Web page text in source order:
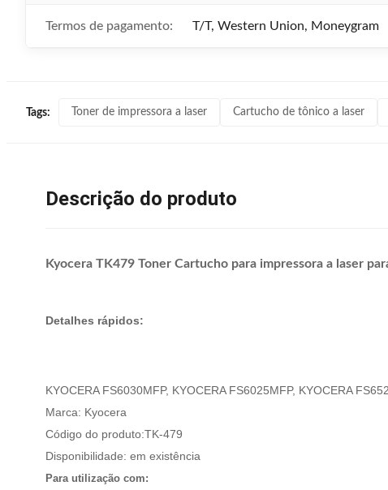
Termos de pagamento: T/T, Western Union, Moneygram
Tags: Toner de impressora a laser Cartucho de tônico a laser
Descrição do produto
Kyocera TK479 Toner Cartucho para impressora a laser
Detalhes rápidos:
KYOCERA FS6030MFP, KYOCERA FS6025MFP, KYOCERA
Marca: Kyocera
Código do produto:TK-479
Disponibilidade: em existência
Para utilização com: